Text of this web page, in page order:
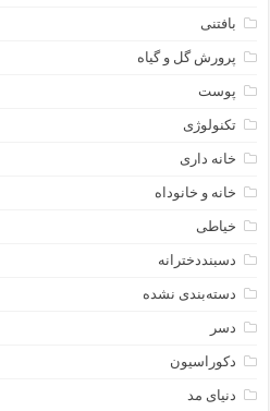
بافتنی
پرورش گل و گیاه
پوست
تکنولوژی
خانه داری
خانه و خانوداه
خیاطی
دسبنددخترانه
دسته‌بندی نشده
دسر
دکوراسیون
دنیای مد